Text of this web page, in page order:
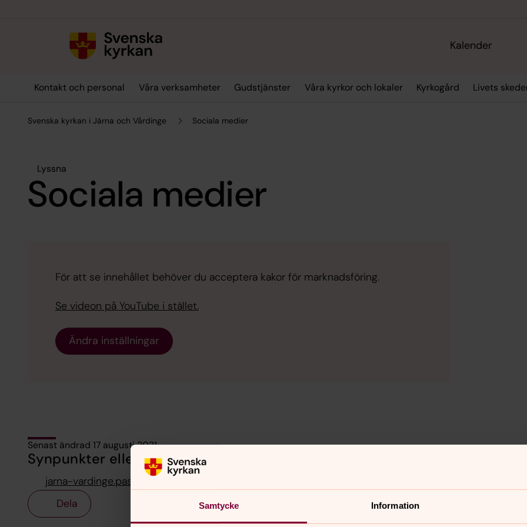
Samtycke Information
Kalender
Kontakt och personal Våra verksamheter Gudstjänster Våra kyrkor och lokaler Kyrkogård Livets
Svenska kyrkan i Järna och Vårdinge Sociala medier
Lyssna
Sociala medier
För att se innehållet behöver du acceptera kakor för marknadsföring.
Se videon på YouTube i stället.
Ändra inställningar
Senast ändrad 17 augusti 2021
Synpunkter eller frågor på sidans innehåll?
jarna-vardinge.pastorat@svenskakyrkan.se
Dela